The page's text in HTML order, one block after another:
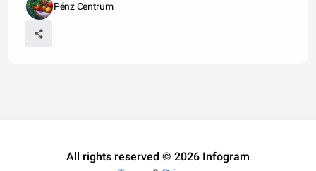
Pénz Centrum
All rights reserved © 2026 Infogram